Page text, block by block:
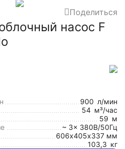
Поделиться
насос F
900 л/мин
54 м³/час
59 м
~ 3x 380В/50Гц
606х405х337 мм
103,3 кг